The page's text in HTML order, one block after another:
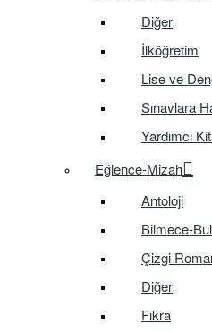
Diğer
İlköğretim
Lise ve
Sınavlara
Yardımcı
Eğlence-Mizah
Antoloji
Bilmece-
Çizgi
Diğer
Fıkra